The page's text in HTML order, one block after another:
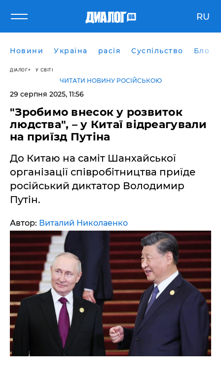
RU
Новини Україна расія Суспільство Блоги
ДІАЛОГ У СВІТІ
ЧИТАТИ НОВИНУ РОСІЙСЬКОЮ
29 серпня 2025, 11:56
"Зробимо внесок у розвиток
людства", – у Китаї відреагували
на приїзд Путіна
До Китаю на саміт Шанхайської
організації співробітництва приїде
російський диктатор Володимир
Путін.
Автор: Виталий Николаенко